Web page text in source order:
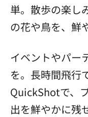
単。散歩の楽し
の花や鳥を、鮮
イベントやパー
を。長時間飛行
QuickShotで、
出を鮮やかに残